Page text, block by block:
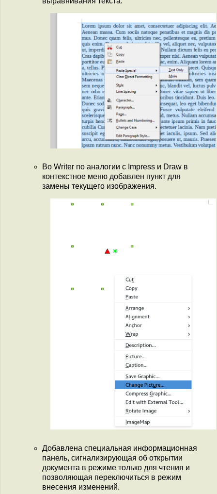
Во Writer по аналогии с Impress и Draw в
контекстное меню добавлен пункт для
замены текущего изображения.
Добавлена специальная информационная
панель, сигнализирующая об открытии
документа в режиме только для чтения и
позволяющая переключиться в режим
внесения изменений.